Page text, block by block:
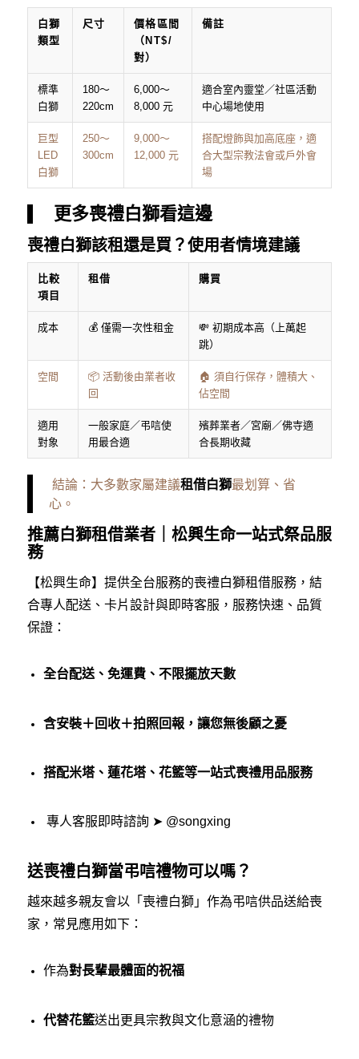
白獅
類型
尺寸
價格區間
（NT$/
對）
備註
標準
白獅
180～
220cm
6,000～
8,000 元
適合室內靈堂／社區活動
中心場地使用
巨型
LED
白獅
250～
300cm
9,000～
12,000 元
搭配燈飾與加高底座，適
合大型宗教法會或戶外會
場
更多喪禮白獅看這邊
喪禮白獅該租還是買？使用者情境建議
比較
項目
租借 購買
成本 💰 僅需一次性租金
💸 初期成本高（上萬起
跳）
空間
📦 活動後由業者收
回
🏠 須自行保存，體積大、
佔空間
適用
對象
一般家庭／弔唁使
用最合適
殯葬業者／宮廟／佛寺適
合長期收藏
結論：大多數家屬建議租借白獅最划算、省
心。
推薦白獅租借業者｜松興生命一站式祭品服
務
【松興生命】提供全台服務的喪禮白獅租借服務，結
合專人配送、卡片設計與即時客服，服務快速、品質
保證：
全台配送、免運費、不限擺放天數
含安裝＋回收＋拍照回報，讓您無後顧之憂
搭配米塔、蓮花塔、花籃等一站式喪禮用品服務
專人客服即時諮詢 ➤ @songxing
送喪禮白獅當弔唁禮物可以嗎？
越來越多親友會以「喪禮白獅」作為弔唁供品送給喪
家，常見應用如下：
作為對長輩最體面的祝福
代替花籃送出更具宗教與文化意涵的禮物